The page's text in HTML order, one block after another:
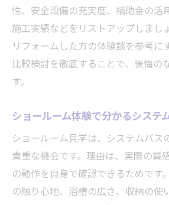
性、安全設備の充実度、補助金の活
施工実績などをリストアップしまし
リフォームした方の体験談を参考に
比較検討を徹底することで、後悔の
す。
ショールーム体験で分かるシステ
ショールーム見学は、システムバス
貴重な機会です。理由は、実際の質
の動作を自身で確認できるためです
の触り心地、浴槽の広さ、収納の使